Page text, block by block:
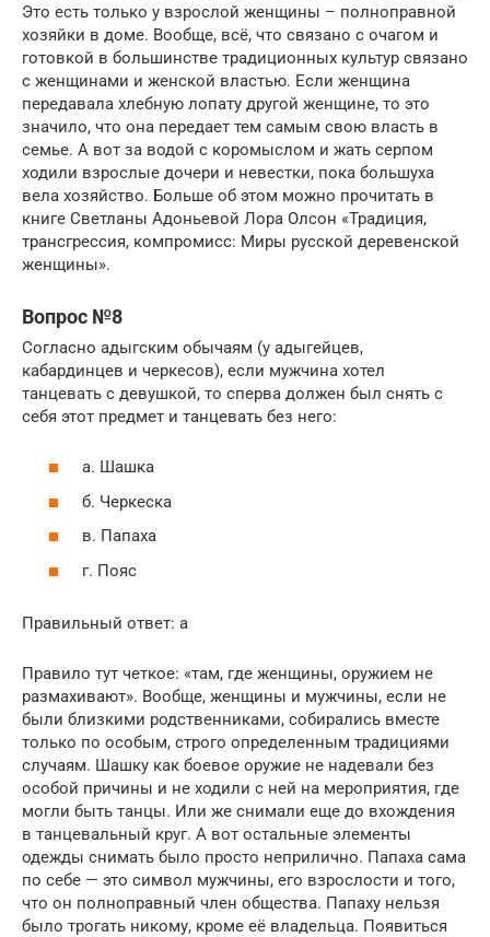
Это есть только у взрослой женщины – полноправной
хозяйки в доме. Вообще, всё, что связано с очагом и
готовкой в большинстве традиционных культур связано
с женщинами и женской властью. Если женщина
передавала хлебную лопату другой женщине, то это
значило, что она передает тем самым свою власть в
семье. А вот за водой с коромыслом и жать серпом
ходили взрослые дочери и невестки, пока большуха
вела хозяйство. Больше об этом можно прочитать в
книге Светланы Адоньевой Лора Олсон «Традиция,
трансгрессия, компромисс: Миры русской деревенской
женщины».
Вопрос №8
Согласно адыгским обычаям (у адыгейцев,
кабардинцев и черкесов), если мужчина хотел
танцевать с девушкой, то сперва должен был снять с
себя этот предмет и танцевать без него:
а. Шашка
б. Черкеска
в. Папаха
г. Пояс
Правильный ответ: а
Правило тут четкое: «там, где женщины, оружием не
размахивают». Вообще, женщины и мужчины, если не
были близкими родственниками, собирались вместе
только по особым, строго определенным традициями
случаям. Шашку как боевое оружие не надевали без
особой причины и не ходили с ней на мероприятия, где
могли быть танцы. Или же снимали еще до вхождения
в танцевальный круг. А вот остальные элементы
одежды снимать было просто неприлично. Папаха сама
по себе — это символ мужчины, его взрослости и того,
что он полноправный член общества. Папаху нельзя
было трогать никому, кроме её владельца. Появиться